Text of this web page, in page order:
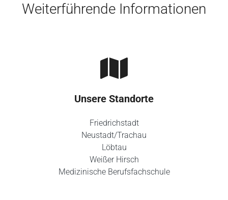
Weiterführende Informationen
Unsere Standorte
Friedrichstadt
Neustadt/Trachau
Löbtau
Weißer Hirsch
Medizinische Berufsfachschule